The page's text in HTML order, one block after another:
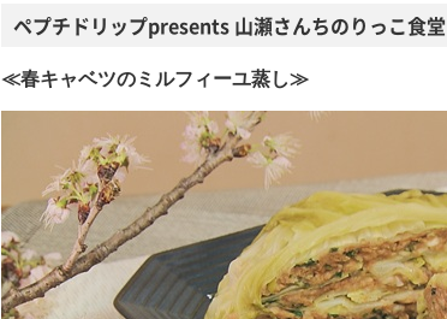
ペプチドリップpresents 山瀬さんちのりっこ食堂
≪春キャベツのミルフィーユ蒸し≫